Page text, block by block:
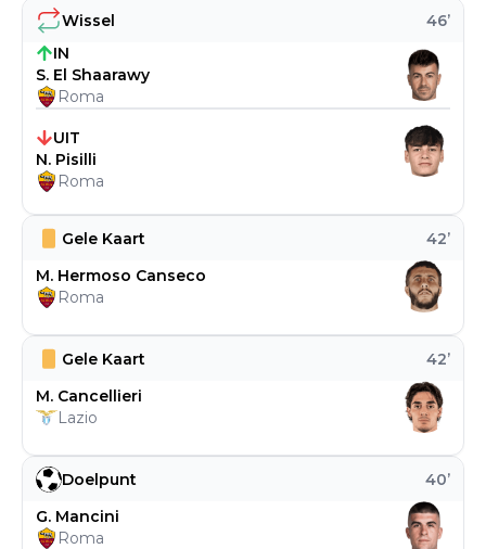
Doelpunt 40’
G. Mancini
Roma
Gele Kaart 42’
M. Cancellieri
Lazio
Gele Kaart 42’
M. Hermoso Canseco
Roma
Wissel 46’
IN
S. El Shaarawy
Roma
UIT
N. Pisilli
Roma